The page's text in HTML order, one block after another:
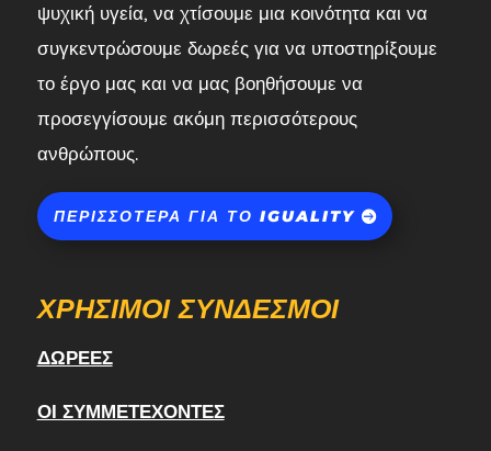
ψυχική υγεία, να χτίσουμε μια κοινότητα και να
συγκεντρώσουμε δωρεές για να υποστηρίξουμε
το έργο μας και να μας βοηθήσουμε να
προσεγγίσουμε ακόμη περισσότερους
ανθρώπους.
ΠΕΡΙΣΣΌΤΕΡΑ ΓΙΑ ΤΟ IGUALITY
ΧΡΉΣΙΜΟΙ ΣΎΝΔΕΣΜΟΙ
ΔΩΡΕΈΣ
ΟΙ ΣΥΜΜΕΤΈΧΟΝΤΕΣ